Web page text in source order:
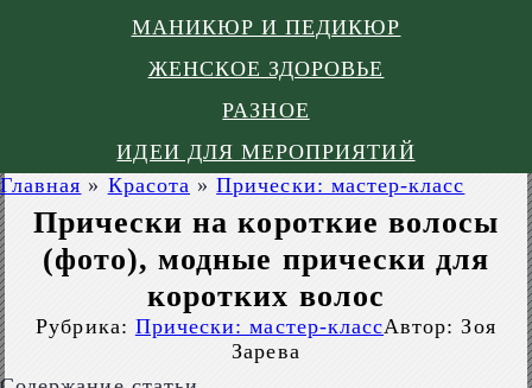
МАНИКЮР И ПЕДИКЮР
ЖЕНСКОЕ ЗДОРОВЬЕ
РАЗНОЕ
ИДЕИ ДЛЯ МЕРОПРИЯТИЙ
Главная » Красота » Прически: мастер-класс
Прически на короткие волосы
(фото), модные прически для
коротких волос
Рубрика: Прически: мастер-классАвтор: Зоя
Зарева